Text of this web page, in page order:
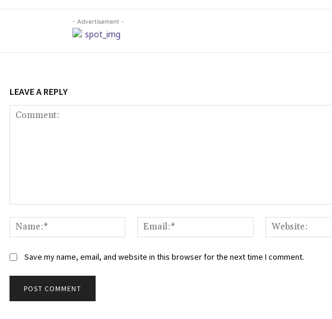
- Advertisement -
LEAVE A REPLY
Name:*
Email:*
Save my name, email, and website in this browser for the next time I comment.